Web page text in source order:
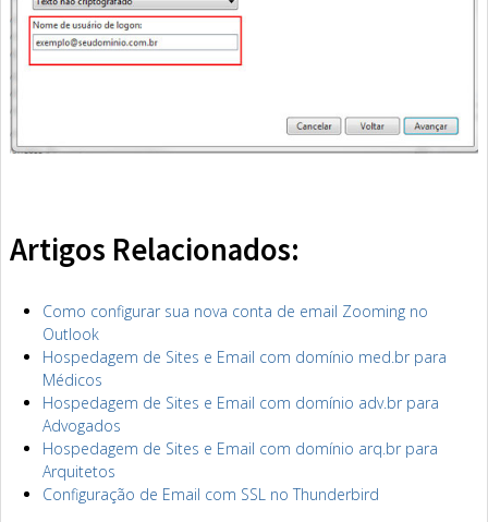
Artigos Relacionados:
Como configurar sua nova conta de email Zooming no
Outlook
Hospedagem de Sites e Email com domínio med.br para
Médicos
Hospedagem de Sites e Email com domínio adv.br para
Advogados
Hospedagem de Sites e Email com domínio arq.br para
Arquitetos
Configuração de Email com SSL no Thunderbird